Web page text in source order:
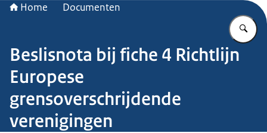
Home Documenten
Beslisnota bij fiche 4 Richtlijn
Europese
grensoverschrijdende
verenigingen